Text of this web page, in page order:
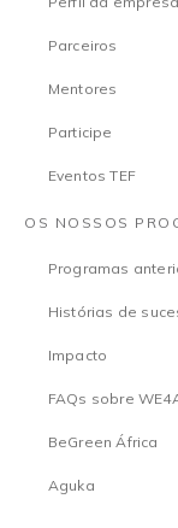
Parceiros
Mentores
Participe
Eventos TEF
OS NOSSOS
Programas
Histórias de
Impacto
FAQs sobre
BeGreen África
Aguka